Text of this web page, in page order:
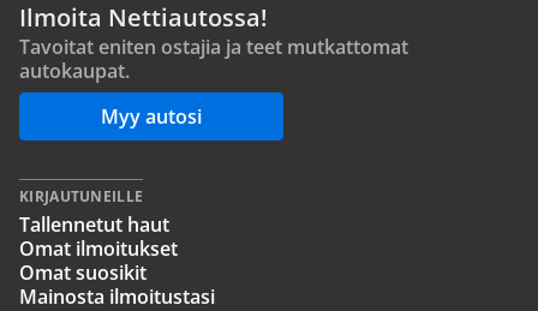
Ilmoita Nettiautossa!
Tavoitat eniten ostajia ja teet mutkattomat
autokaupat.
Myy autosi
KIRJAUTUNEILLE
Tallennetut haut
Omat ilmoitukset
Omat suosikit
Mainosta ilmoitustasi